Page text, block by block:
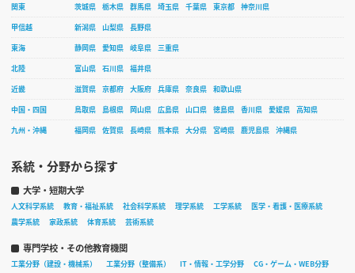
関東
茨城県 栃木県 群馬県 埼玉県 千葉県 東京都
神奈川県
甲信越
新潟県 山梨県
長野県
東海
静岡県 愛知県 岐阜県
三重県
北陸
富山県 石川県
福井県
近畿
滋賀県 京都府 大阪府 兵庫県 奈良県
和歌山県
中国・四国
鳥取県 島根県 岡山県 広島県 山口県 徳島県 香川県 愛媛県
高知県
九州・沖縄
福岡県 佐賀県 長崎県 熊本県 大分県 宮崎県 鹿児島県 沖縄県
系統・分野から探す
大学・短期大学
人文科学系統 教育・福祉系統 社会科学系統 理学系統 工学系統
医学・看護・医療系統
農学系統
家政系統 体育系統 芸術系統
専門学校・その他教育機関
工業分野（建設・機械系） 工業分野（整備系） IT・情報・工学分野
CG・ゲーム・WEB分野